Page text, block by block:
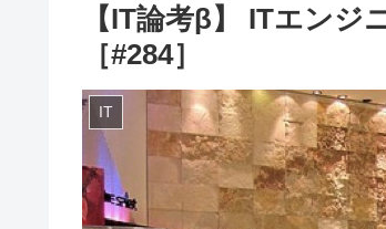
【IT論考β】 ITエンジ
［#284］
IT